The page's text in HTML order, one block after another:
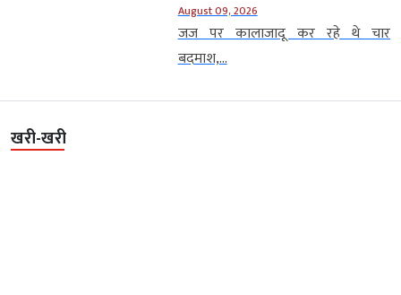
August 09, 2026
जज पर कालाजादू कर रहे थे चार
बदमाश,...
खरी-खरी